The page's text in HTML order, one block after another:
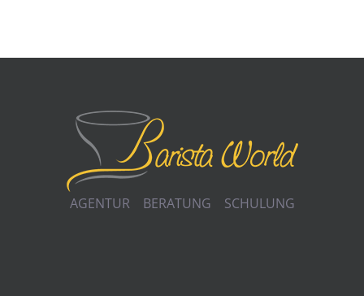
AGENTUR BERATUNG SCHULUNG